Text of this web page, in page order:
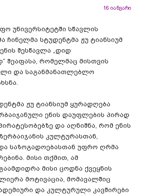
16 იანვარი
უნივერსიტეტში სწავლის
ჩინელმა სტუდენტმა ჟუ ტიანსიუმ
შესწავლა „დიდ
შეაფასა, რომელმაც მისთვის
და საგანმანათლებლო
ჟუ ტიანსიუმ ყურადღება
ენის დაუფლების პირად
და აღნიშნა, რომ ენის
კულტურასთან,
საზოგადოებასთან უფრო ღრმა
მისი თქმით, ამ
მისი ცოდნა ქვეყნის
მოტივაცია, მომავალშიც
და კულტურული კავშირები